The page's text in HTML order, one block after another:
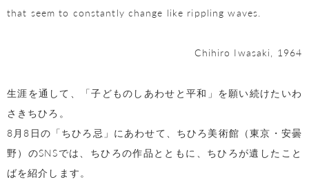
that seem to constantly change like rippling waves.
Chihiro Iwasaki, 1964
生涯を通して、「子どものしあわせと平和」を願い続けたいわ
さきちひろ。
8月8日の「ちひろ忌」にあわせて、ちひろ美術館（東京・安曇
野）のSNSでは、ちひろの作品とともに、ちひろが遺したこと
ばを紹介します。